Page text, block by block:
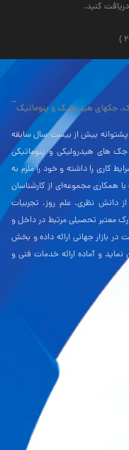
کنید.
جکهای هیدرولیک و پنوماتیک
بیش از بیست سال سابقه
های هیدرولیکی و پنوماتیکی
کاری را داشته و خود را ملزم به
مجموعه‌ای از کارشناسان
دانش نظری، علم روز، تجربیات
معتبر تحصیلی مرتبط در داخل و
در بازار جهانی ارائه داده و بخش
نماید و آماده ارائه خدمات فنی و